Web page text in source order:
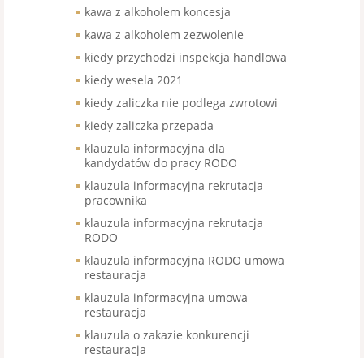
kawa z alkoholem koncesja
kawa z alkoholem zezwolenie
kiedy przychodzi inspekcja handlowa
kiedy wesela 2021
kiedy zaliczka nie podlega zwrotowi
kiedy zaliczka przepada
klauzula informacyjna dla
kandydatów do pracy RODO
klauzula informacyjna rekrutacja
pracownika
klauzula informacyjna rekrutacja
RODO
klauzula informacyjna RODO umowa
restauracja
klauzula informacyjna umowa
restauracja
klauzula o zakazie konkurencji
restauracja